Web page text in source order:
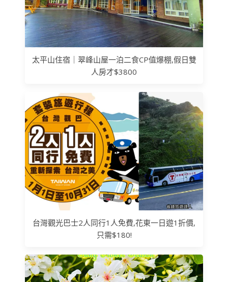
太平山住宿｜翠峰山屋一泊二食CP值爆棚,假日雙
人房才$3800
台灣觀光巴士2人同行1人免費,花東一日遊1折價,
只需$180!